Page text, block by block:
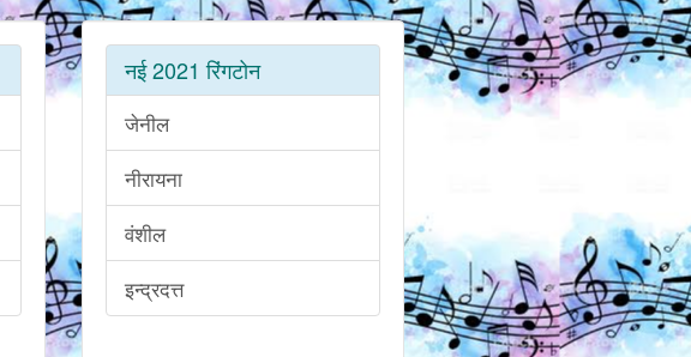
नई 2021 रिंगटोन
जेनील
नीरायना
वंशील
इन्द्रदत्त